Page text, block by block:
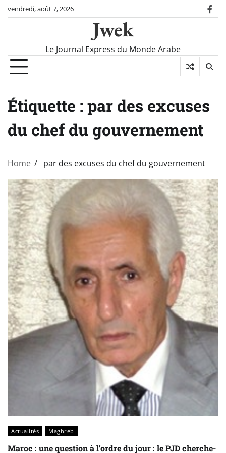
Skipvendredi, août 7, 2026
Jwek
Le Journal Express du Monde Arabe
Étiquette : par des excuses
du chef du gouvernement
Home par des excuses du chef du gouvernement
Actualités Maghreb
Maroc : une question à l’ordre du jour : le PJD cherche-